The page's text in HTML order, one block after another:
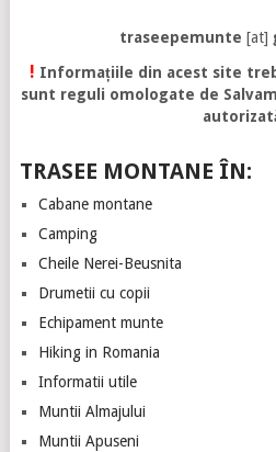
traseepemunte [at]
! Informațiile din acest site
sunt reguli omologate de
TRASEE MONTANE ÎN:
Cabane montane
Camping
Cheile Nerei-Beusnita
Drumetii cu copii
Echipament munte
Hiking in Romania
Informatii utile
Muntii Almajului
Muntii Apuseni